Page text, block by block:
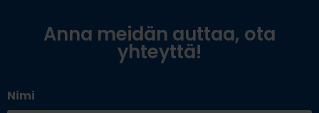
Anna meidän auttaa, ota
yhteyttä!
Nimi